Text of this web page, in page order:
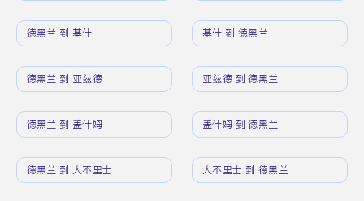
德黑兰 到 基什 基什 到 德黑兰
德黑兰 到 亚兹德 亚兹德 到 德黑兰
德黑兰 到 盖什姆 盖什姆 到 德黑兰
德黑兰 到 大不里士 大不里士 到 德黑兰